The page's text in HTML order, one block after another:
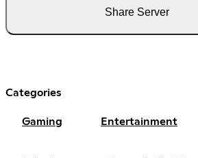
Share Server
Categories
Gaming Entertainment